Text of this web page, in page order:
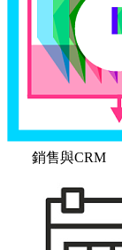
銷售與CRM